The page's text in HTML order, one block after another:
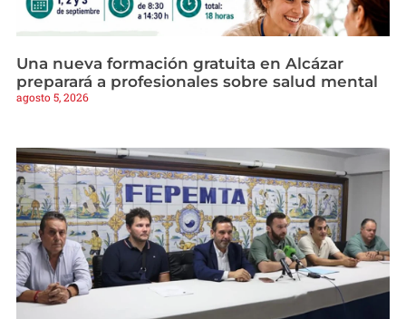
Una nueva formación gratuita en Alcázar
preparará a profesionales sobre salud mental
agosto 5, 2026